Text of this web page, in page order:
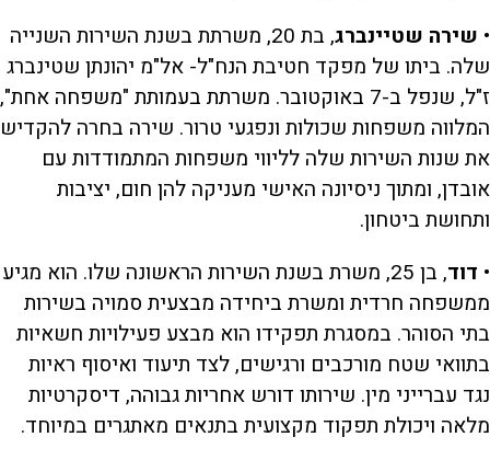
• שירה שטיינברג
, בת 20, משרתת בשנת השירות השנייה
שלה. ביתו של מפקד חטיבת הנח"ל- אל"מ יהונתן שטינברג
ז"ל, שנפל ב-7 באוקטובר. משרתת בעמותת "משפחה אחת",
המלווה משפחות שכולות ונפגעי טרור. שירה בחרה להקדיש
את שנות השירות שלה לליווי משפחות המתמודדות עם
אובדן, ומתוך ניסיונה האישי מעניקה להן חום, יציבות
ותחושת ביטחון.
• דוד
, בן 25, משרת בשנת השירות הראשונה שלו. הוא מגיע
ממשפחה חרדית ומשרת ביחידה מבצעית סמויה בשירות
בתי הסוהר. במסגרת תפקידו הוא מבצע פעילויות חשאיות
בתוואי שטח מורכבים ורגישים, לצד תיעוד ואיסוף ראיות
נגד עברייני מין. שירותו דורש אחריות גבוהה, דיסקרטיות
מלאה ויכולת תפקוד מקצועית בתנאים מאתגרים במיוחד.